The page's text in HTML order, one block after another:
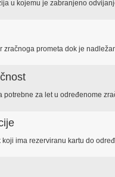
u kojemu je zabranjeno
prometa dok je
za let u određenome
ima rezerviranu kartu do